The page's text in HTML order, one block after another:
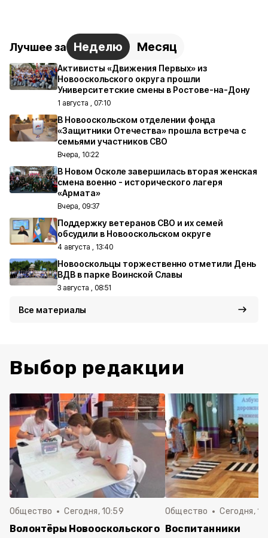
Лучшее за Неделю Месяц
Активисты «Движения Первых» из
Новооскольского округа прошли
Университетские смены в Ростове-на-Дону
1 августа , 07:10
В Новооскольском отделении фонда
«Защитники Отечества» прошла встреча с
семьями участников СВО
Вчера, 10:22
В Новом Осколе завершилась вторая женская
смена военно - исторического лагеря
«Армата»
Вчера, 09:37
Поддержку ветеранов СВО и их семей
обсудили в Новооскольском округе
4 августа , 13:40
Новооскольцы торжественно отметили День
ВДВ в парке Воинской Славы
3 августа , 08:51
Все материалы
Выбор редакции
Общество Сегодня, 10:59
Волонтёры Новооскольского
Общество Сегодня,
Воспитанники